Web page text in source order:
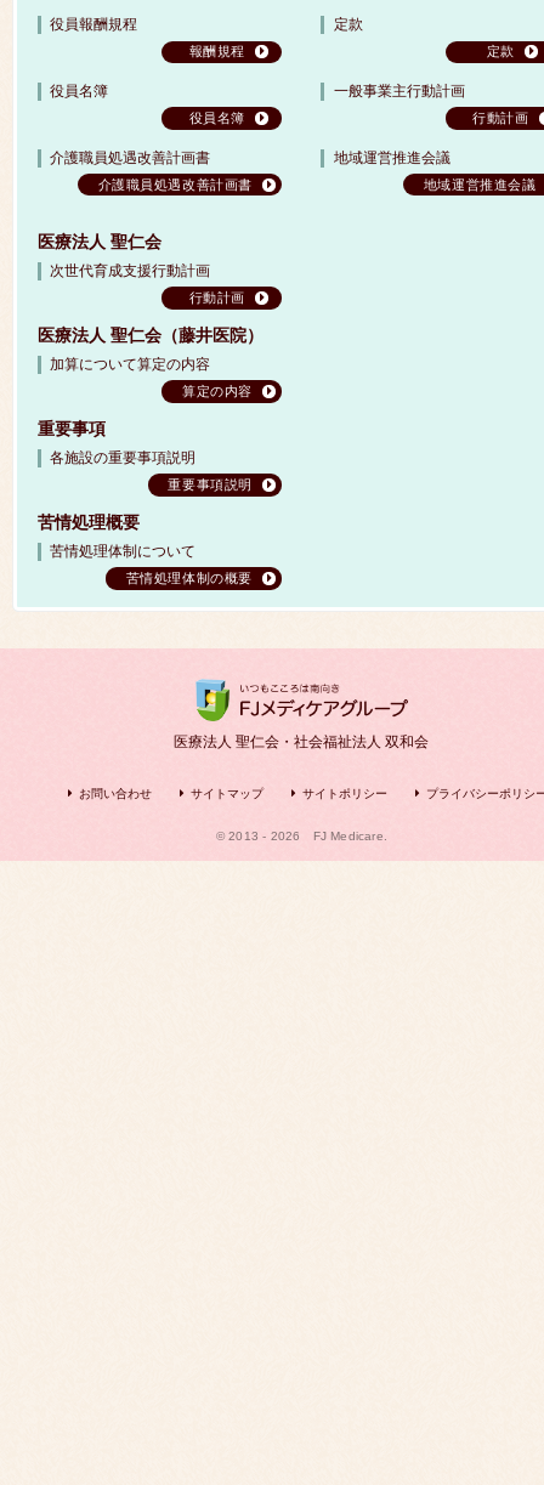
役員報酬規程
報酬規程
定款
定款
役員名簿
役員名簿
一般事業主行動計画
行動計画
介護職員処遇改善計画書
介護職員処遇改善計画書
地域運営推進会議
地域運営推進会議
医療法人 聖仁会
次世代育成支援行動計画
行動計画
医療法人 聖仁会（藤井医院）
加算について算定の内容
算定の内容
重要事項
各施設の重要事項説明
重要事項説明
苦情処理概要
苦情処理体制について
苦情処理体制の概要
医療法人 聖仁会・社会福祉法人 双和会
お問い合わせ サイトマップ サイトポリシー プライバシーポリシ
© 2013 - 2026 FJ Medicare.